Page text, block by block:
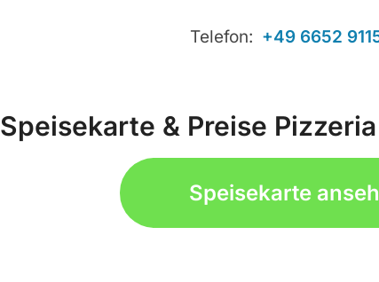
Telefon: +49 6652
Speisekarte & Preise
Speisekarte